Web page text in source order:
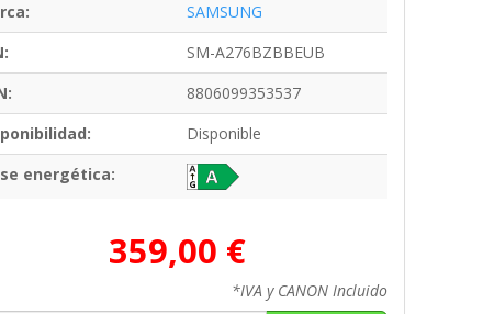
SAMSUNG
SM-A276BZBBEUB
8806099353537
Disponible
energética:
359,00 €
*IVA y CANON Incluido